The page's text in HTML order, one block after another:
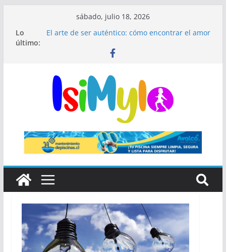
sábado, julio 18, 2026
Lo
último:
El arte de ser auténtico: cómo encontrar el amor
El fin de las rutinas infinitas: Por qué el
impecable
¿Qué significa ser hipocondríaco y cuándo
preocuparse?
El secreto de Madrid que millones de visitantes
pasan por alto
🎺 Mariachis Bogotá: precios y paquetes para
serenatas y eventos 🎶